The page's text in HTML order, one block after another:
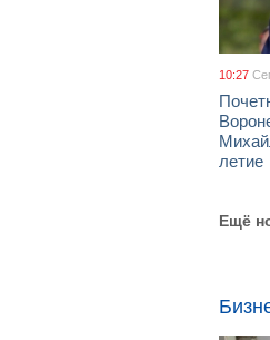
10:27
летие
Ещё